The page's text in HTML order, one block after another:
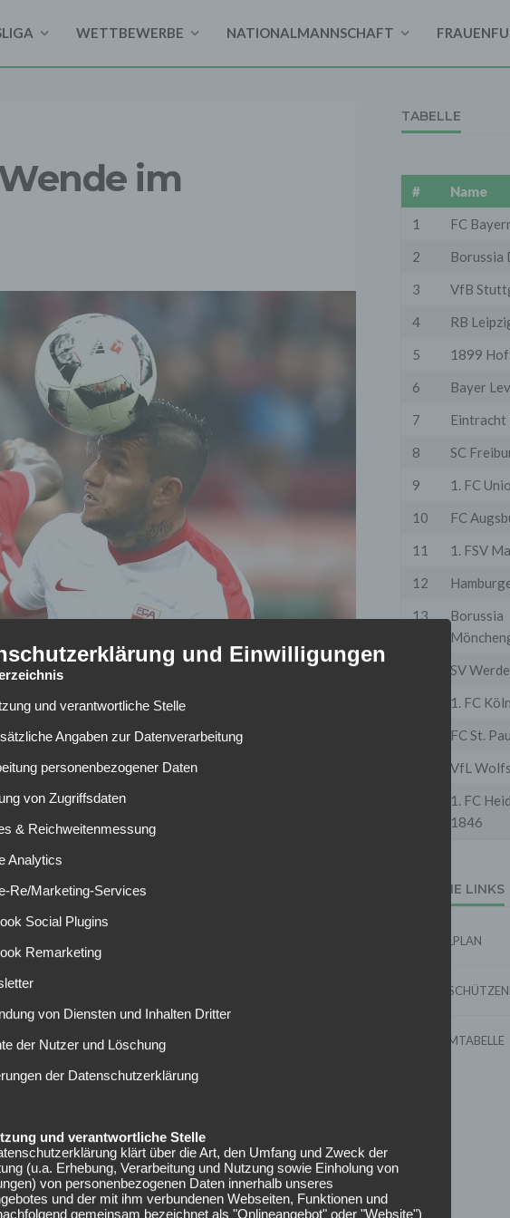
WETTBEWERBE NATIONALMANNSCHAFT
im
am Freitagabend der 1. FSV Mainz 05 und der
Woche konzentriert auf den jeweiligen Gegner
Form der beiden Mannschaften wieder. Der
– Pfalz gewann sein letztes Spiel Mitte Dezember
Die Fuggerstädter hingegen haben sich nach
zehnten Tabellenplatz vorgekämpft. Augsburg holte
Gegner) und verlor dabei nur ein Spiel.
sich die Neuzugänge schon in die Mannschaft
Bojan Krikic steht nach dem Abgang von
genauer Beobachtung und sollte am besten gleich
Jugendnationalspieler Moritz Leitner in der
so langsam ablegen sollte.
zu beklagen und somit fallen nur die
Spiel mit noch ungewissem Ausgang freuen,
einen direkten Konkurrenten zu punkten.
TABELLE
# Name
1
FC
2
Borussia
3
VfB
4
RB
5
1899
6
Bayer
7
8
SC
9
1. FC
10
FC
11
1. FSV
12
13
Borussia
SV
1. FC Köln
FC St.
VfL
1. FC
1846
EXTERNE LINKS
SPIELPLAN
FORMTABELLE
und Einwilligungen
und verantwortliche Stelle
Angaben zur Datenverarbeitung
personenbezogener Daten
von Zugriffsdaten
& Reichweitenmessung
Analytics
Re/Marketing-Services
Social Plugins
Remarketing
von Diensten und Inhalten Dritter
der Nutzer und Löschung
der Datenschutzerklärung
und verantwortliche Stelle
klärt über die Art, den Umfang und Zweck der
(u.a. Erhebung, Verarbeitung und Nutzung sowie Einholung von
von personenbezogenen Daten innerhalb unseres
und der mit ihm verbundenen Webseiten, Funktionen und
gemeinsam bezeichnet als "Onlineangebot" oder "Website")